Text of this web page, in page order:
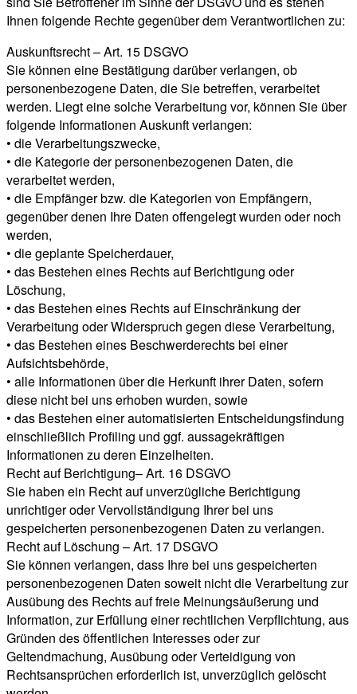
Ihnen folgende Rechte gegenüber dem Verantwortlichen zu:
Auskunftsrecht – Art. 15 DSGVO
Sie können eine Bestätigung darüber verlangen, ob
personenbezogene Daten, die Sie betreffen, verarbeitet
werden. Liegt eine solche Verarbeitung vor, können Sie über
folgende Informationen Auskunft verlangen:
• die Verarbeitungszwecke,
• die Kategorie der personenbezogenen Daten, die
verarbeitet werden,
• die Empfänger bzw. die Kategorien von Empfängern,
gegenüber denen Ihre Daten offengelegt wurden oder noch
werden,
• die geplante Speicherdauer,
• das Bestehen eines Rechts auf Berichtigung oder
Löschung,
• das Bestehen eines Rechts auf Einschränkung der
Verarbeitung oder Widerspruch gegen diese Verarbeitung,
• das Bestehen eines Beschwerderechts bei einer
Aufsichtsbehörde,
• alle Informationen über die Herkunft ihrer Daten, sofern
diese nicht bei uns erhoben wurden, sowie
• das Bestehen einer automatisierten Entscheidungsfindung
einschließlich Profiling und ggf. aussagekräftigen
Informationen zu deren Einzelheiten.
Recht auf Berichtigung– Art. 16 DSGVO
Sie haben ein Recht auf unverzügliche Berichtigung
unrichtiger oder Vervollständigung Ihrer bei uns
gespeicherten personenbezogenen Daten zu verlangen.
Recht auf Löschung – Art. 17 DSGVO
Sie können verlangen, dass Ihre bei uns gespeicherten
personenbezogenen Daten soweit nicht die Verarbeitung zur
Ausübung des Rechts auf freie Meinungsäußerung und
Information, zur Erfüllung einer rechtlichen Verpflichtung, aus
Gründen des öffentlichen Interesses oder zur
Geltendmachung, Ausübung oder Verteidigung von
Rechtsansprüchen erforderlich ist, unverzüglich gelöscht